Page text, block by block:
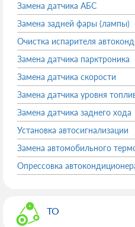
Замена датчика АБС
Замена задней фары (лампы)
Очистка испарителя
Замена датчика парктроника
Замена датчика скорости
Замена датчика уровня
Замена датчика заднего хода
Установка автосигнализации
Замена автомобильного
Опрессовка
ТО